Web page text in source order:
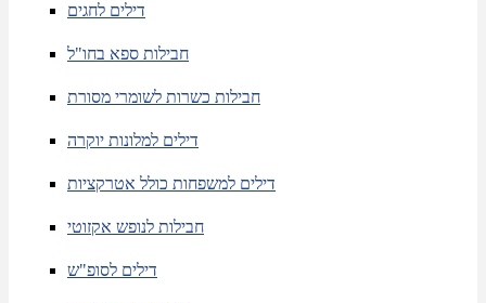
דילים לחגים
חבילות ספא בחו"ל
חבילות כשרות לשומרי מסורת
דילים למלונות יוקרה
דילים למשפחות כולל אטרקציות
חבילות לנופש אקזוטי
דילים לסופ"ש